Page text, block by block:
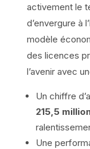
activement le
d’envergure à
modèle
des licences
l’avenir avec
Un chiffre
215,5
Une